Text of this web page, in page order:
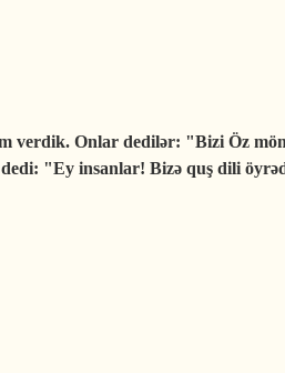
verdik. Onlar dedilər: "Bizi Öz
"Ey insanlar! Bizə quş dili